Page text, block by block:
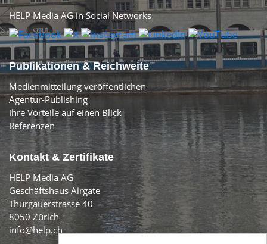
HELP Media AG in Social Networks
Publikationen & Reichweite
Medienmitteilung veröffentlichen
Agentur-Publishing
Ihre Vorteile auf einen Blick
Referenzen
Kontakt & Zertifikate
HELP Media AG
Geschäftshaus Airgate
Thurgauerstrasse 40
8050 Zürich
info@help.ch